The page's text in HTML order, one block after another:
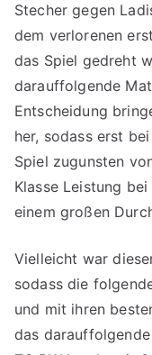
Stecher gegen
dem verlorenen
das Spiel gedreht
darauffolgende
Entscheidung
her, sodass erst
Spiel zugunsten
Klasse Leistung
einem großen
Vielleicht war
sodass die
und mit ihren
das